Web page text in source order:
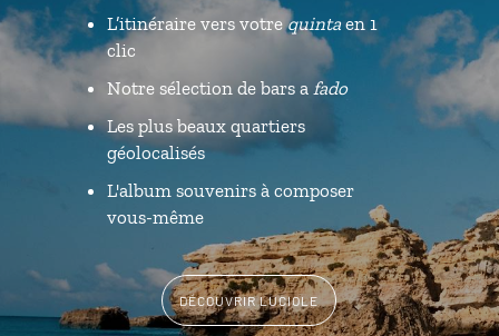
L’itinéraire vers votrequintaen 1
clic
Notre sélection de bars a fado
Les plus beaux quartiers
géolocalisés
L'album souvenirs à composer
vous-même
DÉCOUVRIR LUCIOLE